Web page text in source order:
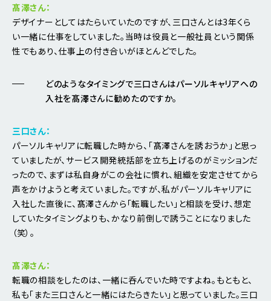
髙澤さん：
デザイナーとしてはたらいていたのですが、三口さんとは3年くら
い一緒に仕事をしていました。当時は役員と一般社員という関係
性でもあり、仕事上の付き合いがほとんどでした。
どのようなタイミングで三口さんはパーソルキャリアへの
入社を髙澤さんに勧めたのですか。
三口さん：
パーソルキャリアに転職した時から、「髙澤さんを誘おうか」と思っ
ていましたが、サービス開発統括部を立ち上げるのがミッションだ
ったので、まずは私自身がこの会社に慣れ、組織を安定させてから
声をかけようと考えていました。ですが、私がパーソルキャリアに
入社した直後に、髙澤さんから「転職したい」と相談を受け、想定
していたタイミングよりも、かなり前倒しで誘うことになりました
（笑）。
髙澤さん：
転職の相談をしたのは、一緒に呑んでいた時ですよね。もともと、
私も「また三口さんと一緒にはたらきたい」と思っていました。三口